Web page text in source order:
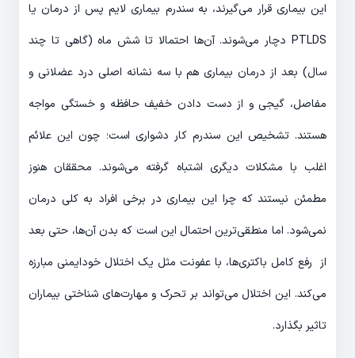
این بیماری قرار می‌گیرند، به سندرم بیماری لایم پس از درمان یا
PTLDS دچار می‌شوند. آن‌ها احتمالا تا شش ماه (گاهی تا چند
سال) بعد از درمان بیماری هم با سه نشانه اصلی درد عضلانی و
مفاصل، گیجی و از دست دادن خفیف حافظه و خستگی مواجه
هستند. تشخیص این سندرم کار دشواری است؛ چون این علائم
اغلب با مشکلات دیگری اشتباه گرفته می‌شوند. محققان هنوز
مطمئن نیستند که چرا این بیماری در برخی افراد به کلی درمان
نمی‌شود. اما منطقی‌ترین احتمال این است که بدن آن‌ها، حتی بعد
از رفع کامل باکتری‌ها، با عفونت‌ مثل یک اختلال خودایمنی مبارزه
می‌کند. این اختلال می‌تواند بر تحرک و مهارت‌های شناختی بیماران
تاثیر بگذارد.